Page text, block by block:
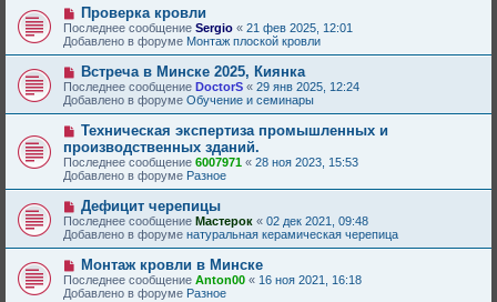
щ
е
н
и
е
е
с
о
о
б
щ
е
н
и
е
Н
о
в
о
е
с
о
о
б
щ
е
н
и
е
Проверка кровли
Последнее сообщение Sergio « 21 фев 2025, 12:01
Добавлено в форуме Монтаж плоской кровли
Н
о
в
о
е
о
о
б
щ
н
и
е
Встреча в Минске 2025, Киянка
Последнее сообщение DoctorS « 29 янв 2025, 12:24
Добавлено в форуме Обучение и семинары
Н
в
о
е
с
о
о
б
щ
е
н
и
Техническая экспертиза промышленных и
производственных зданий.
Последнее сообщение 6007971 « 28 ноя 2023, 15:53
Добавлено в форуме Разное
Н
о
в
о
е
с
о
о
Дефицит черепицы
Последнее сообщение Мастерок « 02 дек 2021, 09:48
Добавлено в форуме натуральная керамическая черепица
Н
о
в
Монтаж кровли в Минске
Последнее сообщение Anton00 « 16 ноя 2021, 16:18
Добавлено в форуме Разное